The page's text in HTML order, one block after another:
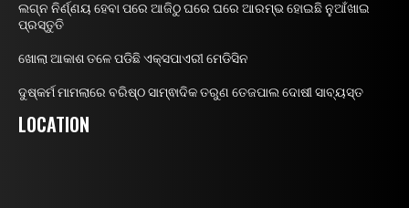
ଲଗ୍ନ ନିର୍ଣ୍ଣୟ ହେବା ପରେ ଆଜିଠୁ ଘରେ ଘରେ ଆରମ୍ଭ ହୋଇଛି ନୁଆଁଖାଇ
ପ୍ରସ୍ତୁତି
ଖୋଲା ଆକାଶ ତଳେ ପଡିଛି ଏକ୍ସପାଏରୀ ମେଡିସିନ
ଦୁଷ୍କର୍ମ ମାମଲାରେ ବରିଷ୍ଠ ସାମ୍ଵାଦିକ ତରୁଣ ତେଜପାଲ ଦୋଷୀ ସାବ୍ୟସ୍ତ
LOCATION